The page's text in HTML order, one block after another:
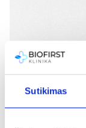
Sutikimas